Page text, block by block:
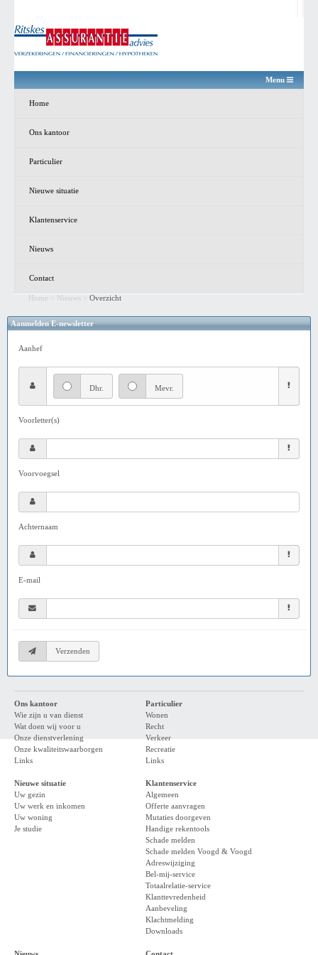
Menu
Home
Ons kantoor
Particulier
Nieuwe situatie
Klantenservice
Nieuws
Contact
Home Nieuws Overzicht
Aanmelden E-newsletter
Aanhef
Dhr. Mevr.
Voorletter(s)
Voorvoegsel
Achternaam
E-mail
Verzenden
Ons kantoor
Wie zijn u van dienst
Wat doen wij voor u
Onze dienstverlening
Onze kwaliteitswaarborgen
Links
Particulier
Wonen
Recht
Verkeer
Recreatie
Links
Nieuwe situatie
Uw gezin
Uw werk en inkomen
Uw woning
Je studie
Klantenservice
Algemeen
Offerte aanvragen
Mutaties doorgeven
Handige rekentools
Schade melden
Schade melden Voogd & Voogd
Adreswijziging
Bel-mij-service
Totaalrelatie-service
Klanttevredenheid
Aanbeveling
Klachtmelding
Downloads